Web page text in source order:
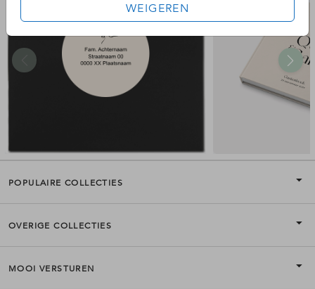
WEIGEREN
POPULAIRE COLLECTIES
OVERIGE COLLECTIES
MOOI VERSTUREN